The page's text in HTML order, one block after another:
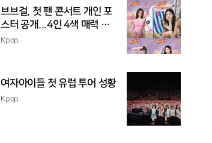
브브걸, 첫 팬 콘서트 개인 포
스터 공개...4인 4색 매력 발
산
Kpop
여자아이들 첫 유럽 투어 성황
Kpop